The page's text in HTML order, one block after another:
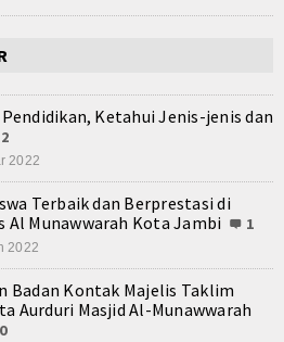
Ketahui Jenis-jenis dan
2
2022
Terbaik dan Berprestasi di
Al Munawwarah Kota Jambi
1
2022
Badan Kontak Majelis Taklim
Aurduri Masjid Al-Munawwarah
0